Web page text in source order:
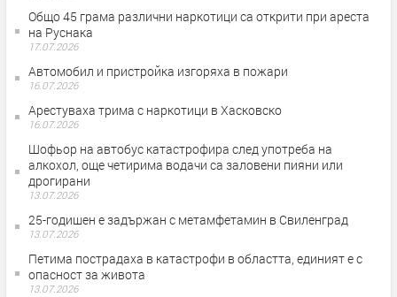
Общо 45 грама различни наркотици са открити при ареста
на Руснака
17.07.2026
Автомобил и пристройка изгоряха в пожари
16.07.2026
Арестуваха трима с наркотици в Хасковско
16.07.2026
Шофьор на автобус катастрофира след употреба на
алкохол, още четирима водачи са заловени пияни или
дрогирани
13.07.2026
25-годишен е задържан с метамфетамин в Свиленград
13.07.2026
Петима пострадаха в катастрофи в областта, единият е с
опасност за живота
13.07.2026